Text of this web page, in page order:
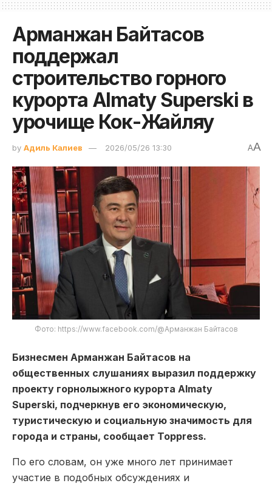
Арманжан Байтасов
поддержал
строительство горного
курорта Almaty Superski в
урочище Кок-Жайляу
by Адиль Калиев 2026/05/26 13:30 AA
Фото: https://www.facebook.com/@Арманжан Байтасов
Бизнесмен Арманжан Байтасов на
общественных слушаниях выразил поддержку
проекту горнолыжного курорта Almaty
Superski, подчеркнув его экономическую,
туристическую и социальную значимость для
города и страны, сообщает Toppress.
По его словам, он уже много лет принимает
участие в подобных обсуждениях и